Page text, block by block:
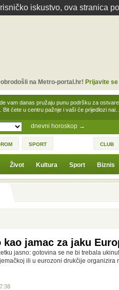
iskustvo, ova stranica
dnevni horoskop →
vam danas pružaju punu podršku za
Bit ćete u centru pažnje i vaši će prijedlozi nai…
na Metro-portal.hr! Prijavite se
SPORT CLUB
Život Kultura Sport Biznis
jamac za jaku
jasno: gotovina se ne bi trebala
ili u eurozoni drukčije organizira